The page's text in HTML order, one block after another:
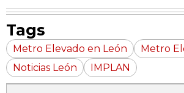
Tags
Metro Elevado en León
Metro
Noticias León
IMPLAN